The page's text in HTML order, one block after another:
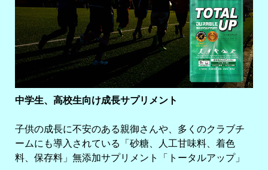
中学生、高校生向け成長サプリメント
子供の成長に不安のある親御さんや、多くのクラブチ
ームにも導入されている「砂糖、人工甘味料、着色
料、保存料」無添加サプリメント「トータルアップ」